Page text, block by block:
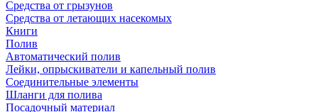
Средства от грызунов
Средства от летающих насекомых
Книги
Полив
Автоматический полив
Лейки, опрыскиватели и капельный полив
Соединительные элементы
Шланги для полива
Посадочный материал